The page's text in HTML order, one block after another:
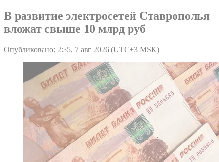
В развитие электросетей Ставрополья
вложат свыше 10 млрд руб
Опубликовано: 2:35, 7 авг 2026 (UTC+3 MSK)